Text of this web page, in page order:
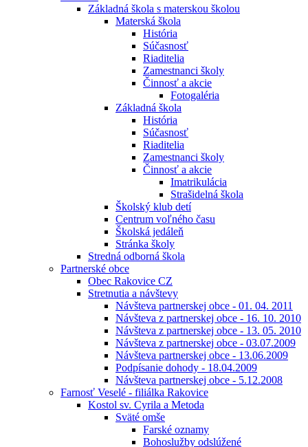
Základná škola s materskou školou
Materská škola
História
Súčasnosť
Riaditelia
Zamestnanci školy
Činnosť a akcie
Fotogaléria
Základná škola
História
Súčasnosť
Riaditelia
Zamestnanci školy
Činnosť a akcie
Imatrikulácia
Strašidelná škola
Školský klub detí
Centrum voľného času
Školská jedáleň
Stránka školy
Stredná odborná škola
Partnerské obce
Obec Rakovice CZ
Stretnutia a návštevy
Návšteva partnerskej obce - 01. 04. 2011
Návšteva z partnerskej obce - 16. 10. 2010
Návšteva z partnerskej obce - 13. 05. 2010
Návšteva z partnerskej obce - 03.07.2009
Návšteva partnerskej obce - 13.06.2009
Podpísanie dohody - 18.04.2009
Návšteva partnerskej obce - 5.12.2008
Farnosť Veselé - filiálka Rakovice
Kostol sv. Cyrila a Metoda
Sväté omše
Farské oznamy
Bohoslužby odslúžené